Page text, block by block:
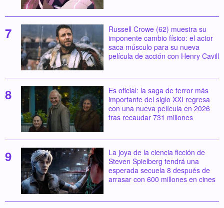
Russell Crowe (62) muestra su
imponente cambio físico: el actor
saca músculo para su nueva
película de acción con Henry Cavill
Es oficial: la saga de terror más
importante del siglo XXI regresa
con una nueva película en 2026
tras recaudar 731 millones
La joya de la ciencia ficción de
Steven Spielberg tendrá una
esperada secuela 8 después de
arrasar con 600 millones en cines